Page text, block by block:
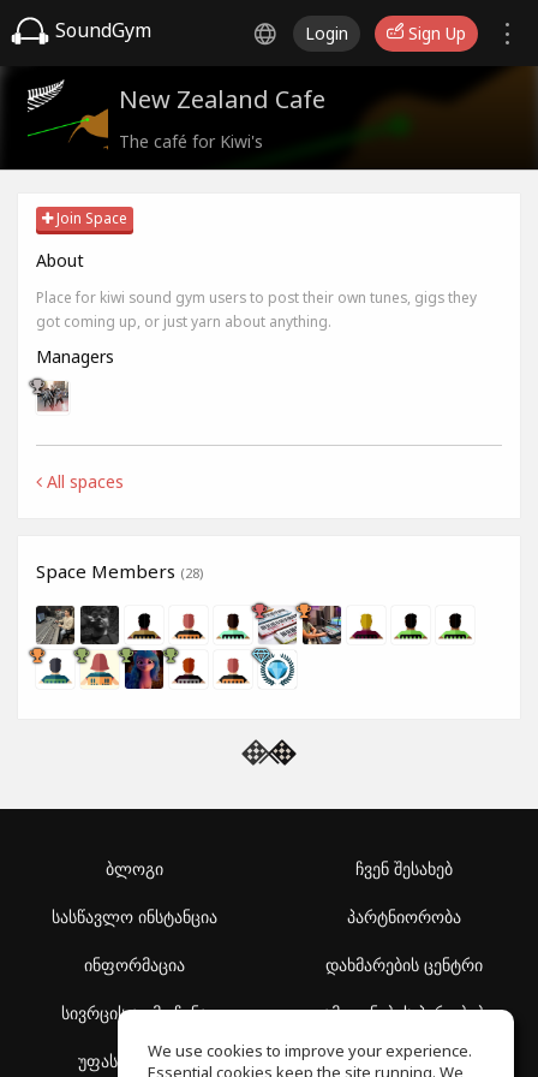
SoundGym Login Sign Up
New Zealand Cafe
The café for Kiwi's
Join Space
About
Place for kiwi sound gym users to post their own tunes, gigs they
got coming up, or just yarn about anything.
Managers
All spaces
Space Members (28)
ბლოგი
სასწავლო ინსტანცია
ინფორმაცია
სივრცის აღმოჩენა
უფასო სკოლა
ჩვენ შესახებ
პარტნიორობა
დახმარების ცენტრი
გამოყენების პირობები
კონფიდენციალურობის
We use cookies to improve your experience.
Essential cookies keep the site running. We